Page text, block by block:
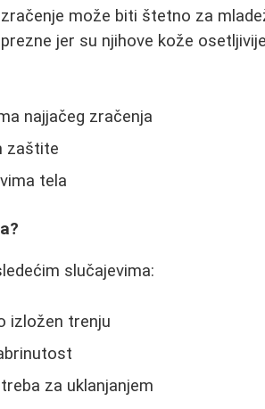
može biti štetno za
jer su njihove kože
najjačeg zračenja
zaštite
tela
slučajevima:
izložen trenju
za uklanjanjem